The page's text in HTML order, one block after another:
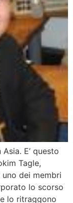
E’ questo
Tagle,
dei membri
lo scorso
lo ritraggono